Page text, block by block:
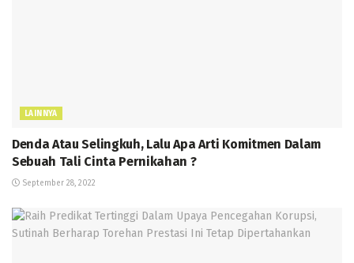
LAINNYA
Denda Atau Selingkuh, Lalu Apa Arti Komitmen Dalam
Sebuah Tali Cinta Pernikahan ?
September 28, 2022